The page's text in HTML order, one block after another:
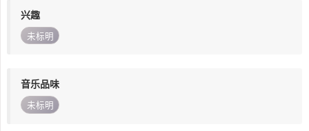
兴趣
未标明
音乐品味
未标明